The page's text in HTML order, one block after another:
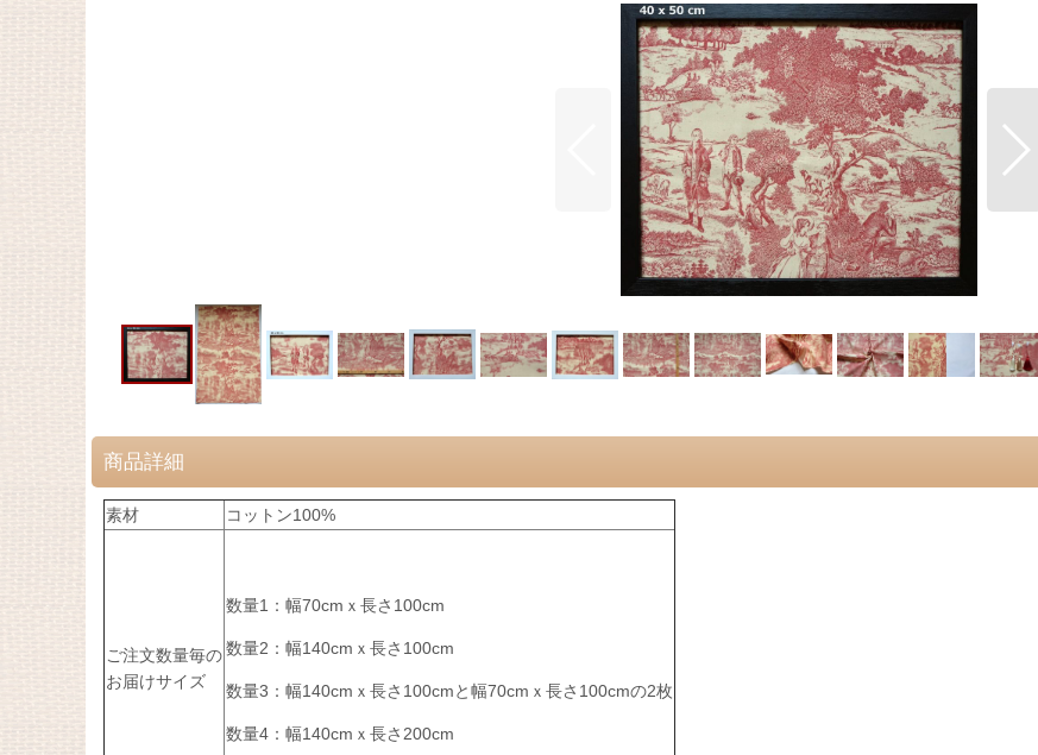
商品詳細
素材 コットン100%
ご注文数量毎の
お届けサイズ
数量1：幅70cmｘ長さ100cm
数量2：幅140cmｘ長さ100cm
数量3：幅140cmｘ長さ100cmと幅70cmｘ長さ100cmの2枚
数量4：幅140cmｘ長さ200cm